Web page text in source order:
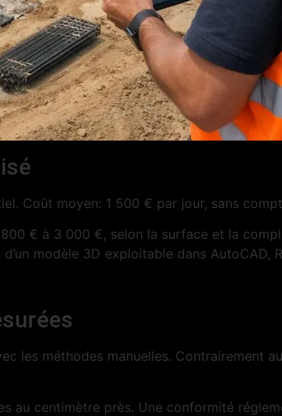
Coût moyen: 1 500 € par jour, sans
€ à 3 000 €, selon la surface et la
modèle 3D exploitable dans AutoCAD,
méthodes manuelles. Contrairement
au centimètre près. Une conformité